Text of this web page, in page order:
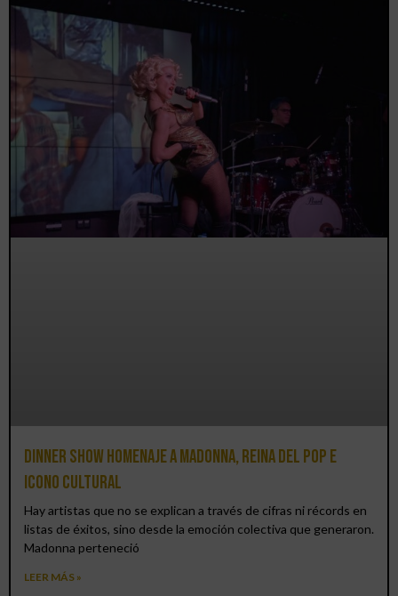
Dinner Show homenaje a Madonna, reina del pop e
icono cultural
Hay artistas que no se explican a través de cifras ni récords en
listas de éxitos, sino desde la emoción colectiva que generaron.
Madonna perteneció
LEER MÁS »